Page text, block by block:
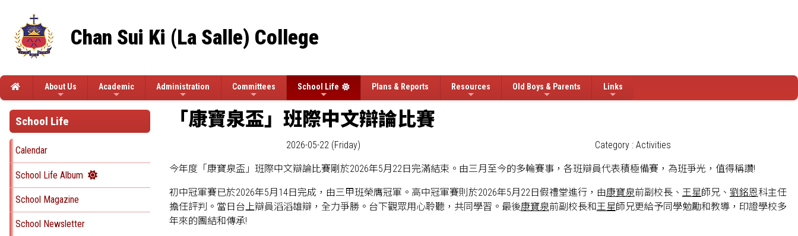
Chan Sui Ki (La Salle) College
About Us Academic Administration Committees School Life Plans & Reports Resources Old Boys & Parents Links
School Life
Calendar
School Life Album
School Magazine
School Newsletter
「康寶泉盃」班際中文辯論比賽
2026-05-22 (Friday) Category : Activities
今年度「康寶泉盃」班際中文辯論比賽剛於2026年5月22日完滿結束。由三月至今的多輪賽事，各班辯員代表積極備賽，為班爭光，值得稱讚!
初中冠軍賽已於2026年5月14日完成，由三甲班榮膺冠軍。高中冠軍賽則於2026年5月22日假禮堂進行，由康寶泉前副校長、 王星師兄、 劉銘恩科主任
擔任評判。當日台上辯員滔滔雄辯，全力爭勝。台下觀眾用心聆聽，共同學習。最後康寶泉前副校長和王星師兄更給予同學勉勵和教導，印證學校多
年來的團結和傳承!